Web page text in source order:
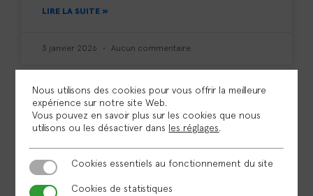
LIRE LA SUITE »
3 janvier 2026 Aucun commentaire
Nous utilisons des cookies pour vous offrir la meilleure
expérience sur notre site Web.
Vous pouvez en savoir plus sur les cookies que nous
utilisons ou les désactiver dans les réglages
Cookies essentiels au fonctionnement du site
Cookies essentiels au fonctionnement du site
Cookies de statistiques
Cookies de statistiques